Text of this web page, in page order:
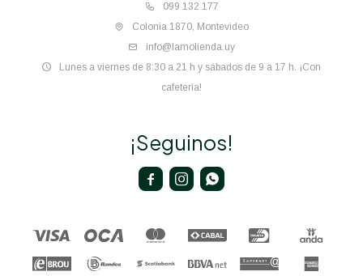
099 132 177
Colonia 1870, Montevideo
info@lamolienda.uy
Lunes a viernes de 8:30 a 21 h y sábados de 9 a 17 h. ¡Con
cafetería!
¡Seguinos!
  